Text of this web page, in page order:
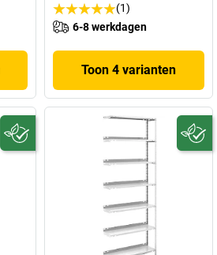
(1)
6-8 werkdagen
Toon 4 varianten